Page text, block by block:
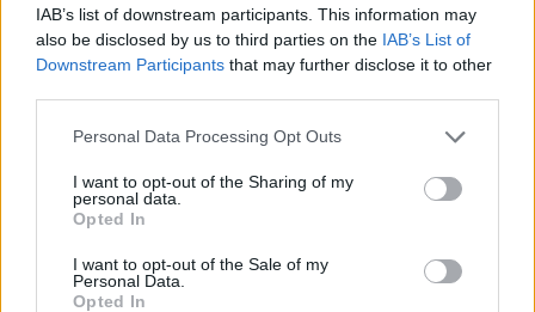
IAB’s list of downstream participants. This information may
also be disclosed by us to third parties on the IAB’s List of
Downstream Participants that may further disclose it to other
Personal Data Processing Opt Outs
I want to opt-out of the Sharing of my
personal data.
Opted In
I want to opt-out of the Sale of my
Personal Data.
Opted In